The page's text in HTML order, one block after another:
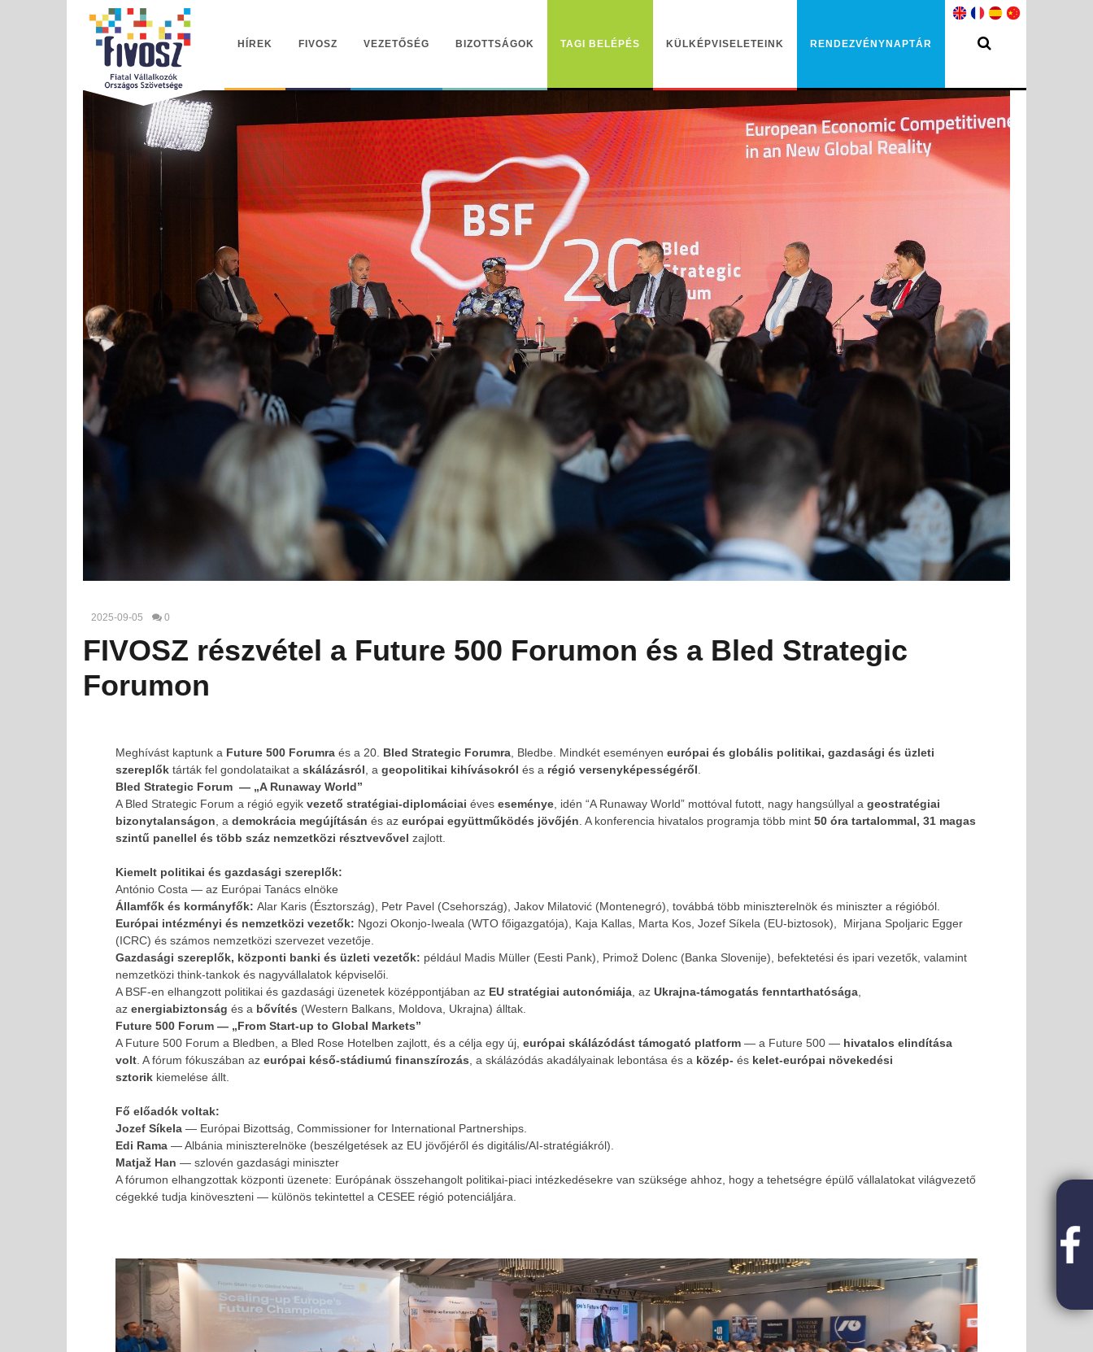
HÍREK FIVOSZ VEZETŐSÉG BIZOTTSÁGOK TAGI BELÉPÉS KÜLKÉPVISELETEINK RENDEZVÉNYNAPTÁR
2025-09-05 0
FIVOSZ részvétel a Future 500 Forumon és a Bled Strategic
Forumon
MOST NÉZED
FIVOSZ részvétel a Future 500 Forumon és a Bled Strategic
Forumon
2025-
09-05
Teltházas FIVOSZ Garden Party-t tartottunk a Continental
2025-
09-05
Egyedi lehetőség FIVOSZ-tagoknak!
09-05
Meghívást kaptunk a Future 500 Forumra és a 20. Bled Strategic Forumra, Bledbe. Mindkét eseményen európai és globális politikai, gazdasági és üzleti
szereplők tárták fel gondolataikat a skálázásról , a geopolitikai kihívásokról és a régió versenyképességéről
Bled Strategic Forum — „A Runaway World”
A Bled Strategic Forum a régió egyik vezető stratégiai-diplomáciai éves eseménye, idén “A Runaway World” mottóval futott, nagy hangsúllyal a geostratégiai
bizonytalanságon , a demokrácia megújításán és az európai együttműködés jövőjén . A konferencia hivatalos programja több mint 50 óra tartalommal, 31 magas
szintű panellel és több száz nemzetközi résztvevővel zajlott.
Kiemelt politikai és gazdasági szereplők:
António Costa — az Európai Tanács elnöke
Államfők és kormányfők: Alar Karis (Észtország), Petr Pavel (Csehország), Jakov Milatović (Montenegró), továbbá több miniszterelnök és miniszter a régióból.
Európai intézményi és nemzetközi vezetők: Ngozi Okonjo-Iweala (WTO főigazgatója), Kaja Kallas, Marta Kos, Jozef Síkela (EU-biztosok), Mirjana Spoljaric Egger
(ICRC) és számos nemzetközi szervezet vezetője.
Gazdasági szereplők, központi banki és üzleti vezetők: például Madis Müller (Eesti Pank), Primož Dolenc (Banka Slovenije), befektetési és ipari vezetők, valamint
nemzetközi think-tankok és nagyvállalatok képviselői.
A BSF-en elhangzott politikai és gazdasági üzenetek középpontjában az EU stratégiai autonómiája, az Ukrajna-támogatás fenntarthatósága,
az energiabiztonság és a bővítés (Western Balkans, Moldova, Ukrajna) álltak.
Future 500 Forum — „From Start-up to Global Markets”
A Future 500 Forum a Bledben, a Bled Rose Hotelben zajlott, és a célja egy új, európai skálázódást támogató platform — a Future 500 — hivatalos elindítása
volt. A fórum fókuszában az európai késő-stádiumú finanszírozás , a skálázódás akadályainak lebontása és a közép- és kelet-európai növekedési
sztorik kiemelése állt.
Fő előadók voltak:
Jozef Síkela — Európai Bizottság, Commissioner for International Partnerships.
Edi Rama — Albánia miniszterelnöke (beszélgetések az EU jövőjéről és digitális/AI-stratégiákról).
Matjaž Han — szlovén gazdasági miniszter
A fórumon elhangzottak központi üzenete: Európának összehangolt politikai-piaci intézkedésekre van szüksége ahhoz, hogy a tehetségre épülő vállalatokat világvezető
cégekké tudja kinöveszteni — különös tekintettel a CESEE régió potenciáljára.